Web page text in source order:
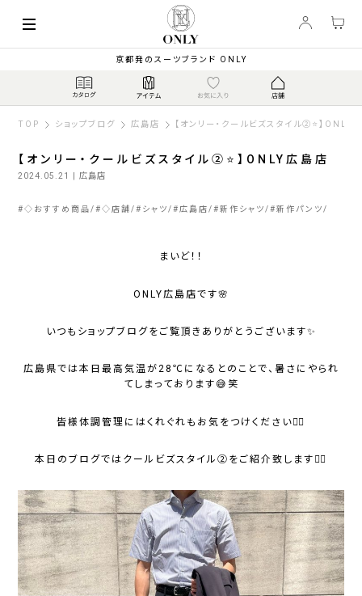
京都発のスーツブランド ONLY
TOP ショップブログ 広島店 【オンリー・クールビズスタイル②⭐】ONLY
【オンリー・クールビズスタイル②⭐】ONLY広島店
2024.05.21 | 広島店
#◇おすすめ商品 #◇店舗 # シャツ #広島店 #新作シャツ #新作パンツ
まいど！！
ONLY広島店です🌸
いつもショップブログをご覧頂きありがとうございます✨
広島県では本日最高気温が28℃になるとのことで、暑さにやられ
てしまっております😅笑
皆様体調管理にはくれぐれもお気をつけください🙇‍♂️
本日のブログではクールビズスタイル②をご紹介致します💁‍♂️